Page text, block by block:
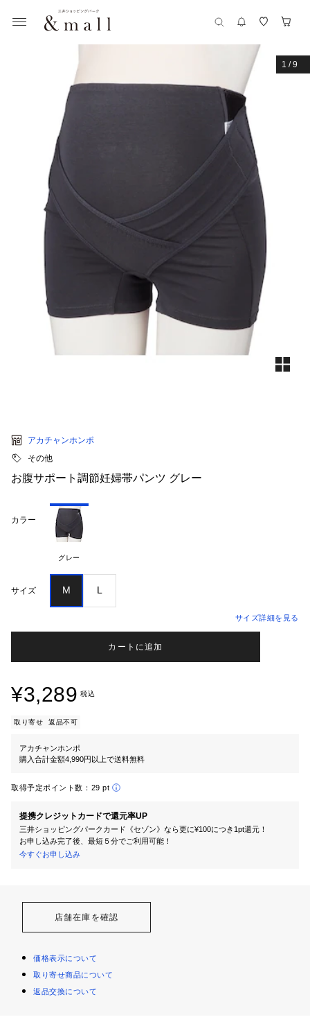
1 /9
アカチャンホンポ
その他
お腹サポート調節妊婦帯パンツ グレー
カラー
グレー
サイズ M L
サイズ詳細を見る
カートに追加
¥3,289 税込
取り寄せ 返品不可
アカチャンホンポ
購入合計金額4,990円以上で送料無料
取得予定ポイント数： 29 pt
提携クレジットカードで還元率UP
三井ショッピングパークカード《セゾン》なら更に¥100につき1pt還元！
お申し込み完了後、最短５分でご利用可能！
今すぐお申し込み
店舗在庫を確認
価格表示について
取り寄せ商品について
返品交換について